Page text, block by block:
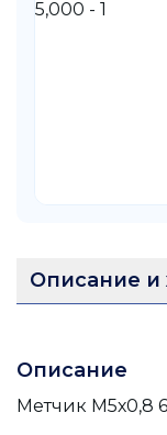
Описание и
Описание
Метчик М5х0,8